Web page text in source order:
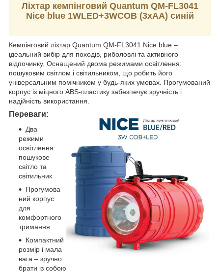
Ліхтар кемпінговий Quantum QM-FL3041
Nice blue 1WLED+3WCOB (3xAA) синій
Кемпінговий ліхтар Quantum QM-FL3041 Nice blue –
ідеальний вибір для походів, риболовлі та активного
відпочинку. Оснащений двома режимами освітлення:
пошуковим світлом і світильником, що робить його
універсальним помічником у будь-яких умовах. Прогумований
корпус із міцного ABS-пластику забезпечує зручність і
надійність використання.
Переваги:
Два
режими
освітлення:
пошукове
світло та
світильник
Прогумова
ний корпус
для
комфортного
тримання
Компактний
розмір і мала
вага – зручно
брати із собою